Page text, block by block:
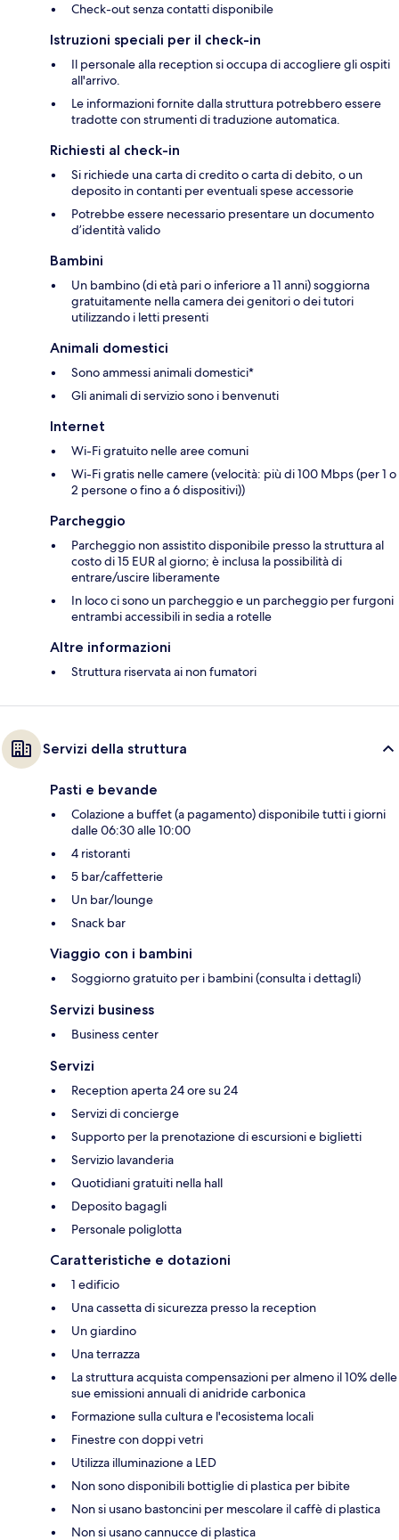
Check-out senza contatti disponibile
Istruzioni speciali per il check-in
Il personale alla reception si occupa di accogliere gli ospiti
all'arrivo.
Le informazioni fornite dalla struttura potrebbero essere
tradotte con strumenti di traduzione automatica.
Richiesti al check-in
Si richiede una carta di credito o carta di debito, o un
deposito in contanti per eventuali spese accessorie
Potrebbe essere necessario presentare un documento
d’identità valido
Bambini
Un bambino (di età pari o inferiore a 11 anni) soggiorna
gratuitamente nella camera dei genitori o dei tutori
utilizzando i letti presenti
Animali domestici
Sono ammessi animali domestici*
Gli animali di servizio sono i benvenuti
Internet
Wi-Fi gratuito nelle aree comuni
Wi-Fi gratis nelle camere (velocità: più di 100 Mbps (per 1 o
2 persone o fino a 6 dispositivi))
Parcheggio
Parcheggio non assistito disponibile presso la struttura al
costo di 15 EUR al giorno; è inclusa la possibilità di
entrare/uscire liberamente
In loco ci sono un parcheggio e un parcheggio per furgoni
entrambi accessibili in sedia a rotelle
Altre informazioni
Struttura riservata ai non fumatori
Servizi della struttura
Pasti e bevande
Colazione a buffet (a pagamento) disponibile tutti i giorni
dalle 06:30 alle 10:00
4 ristoranti
5 bar/caffetterie
Un bar/lounge
Snack bar
Viaggio con i bambini
Soggiorno gratuito per i bambini (consulta i dettagli)
Servizi business
Business center
Servizi
Reception aperta 24 ore su 24
Servizi di concierge
Supporto per la prenotazione di escursioni e biglietti
Servizio lavanderia
Quotidiani gratuiti nella hall
Deposito bagagli
Personale poliglotta
Caratteristiche e dotazioni
1 edificio
Una cassetta di sicurezza presso la reception
Un giardino
Una terrazza
La struttura acquista compensazioni per almeno il 10% delle
sue emissioni annuali di anidride carbonica
Formazione sulla cultura e l'ecosistema locali
Finestre con doppi vetri
Utilizza illuminazione a LED
Non sono disponibili bottiglie di plastica per bibite
Non si usano bastoncini per mescolare il caffè di plastica
Non si usano cannucce di plastica